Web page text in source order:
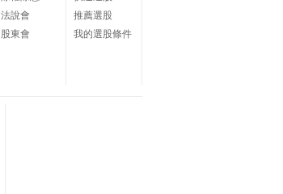
法說會
股東會
推薦選股
我的選股條件